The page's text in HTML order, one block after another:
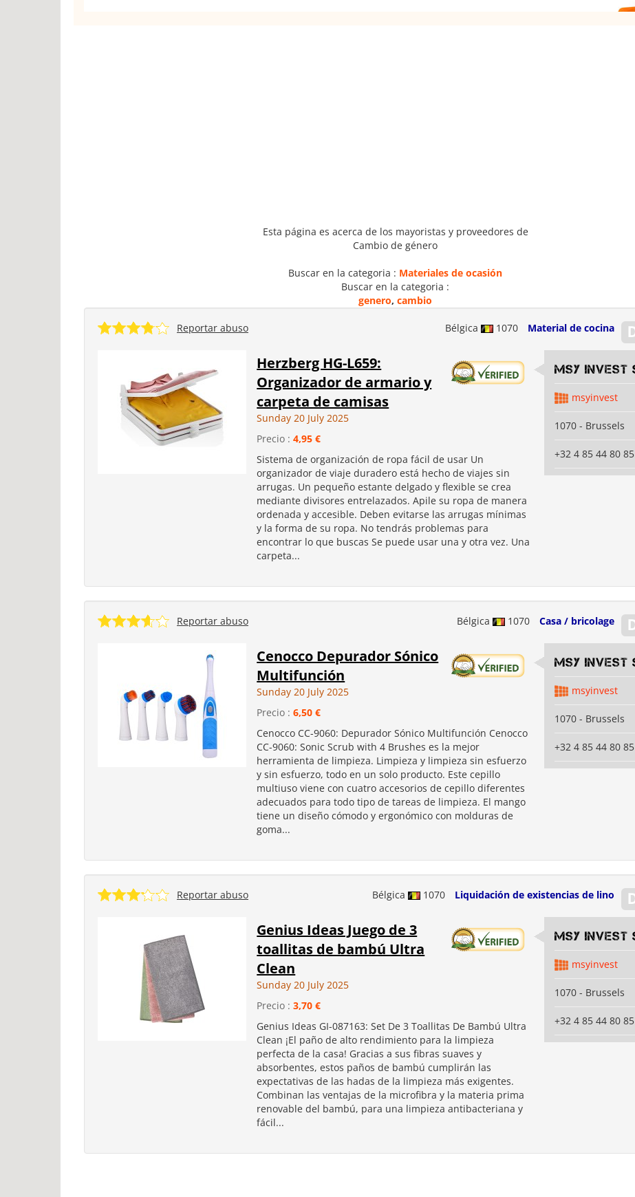
Esta página es acerca de los mayoristas y proveedores de
Cambio de género
Buscar en la categoria : Materiales de ocasión
Buscar en la categoria :
genero, cambio
Bélgica 1070 Material de cocina
Reportar abuso
Herzberg HG-L659:
Organizador de armario y
carpeta de camisas
Sunday 20 July 2025
Precio :4,95 €
Sistema de organización de ropa fácil de usar Un
organizador de viaje duradero está hecho de viajes sin
arrugas. Un pequeño estante delgado y flexible se crea
mediante divisores entrelazados. Apile su ropa de manera
ordenada y accesible. Deben evitarse las arrugas mínimas
y la forma de su ropa. No tendrás problemas para
encontrar lo que buscas Se puede usar una y otra vez. Una
carpeta...
MSY INVEST
msyinvest
1070 - Brussels
+32 4 85 44 80 85
Bélgica 1070 Casa / bricolage
Reportar abuso
Cenocco Depurador Sónico
Multifunción
Sunday 20 July 2025
Precio :6,50 €
Cenocco CC-9060: Depurador Sónico Multifunción Cenocco
CC-9060: Sonic Scrub with 4 Brushes es la mejor
herramienta de limpieza. Limpieza y limpieza sin esfuerzo
y sin esfuerzo, todo en un solo producto. Este cepillo
multiuso viene con cuatro accesorios de cepillo diferentes
adecuados para todo tipo de tareas de limpieza. El mango
tiene un diseño cómodo y ergonómico con molduras de
goma...
MSY INVEST
msyinvest
1070 - Brussels
+32 4 85 44 80 85
Bélgica 1070 Liquidación de existencias de lino
Reportar abuso
Genius Ideas Juego de 3
toallitas de bambú Ultra
Clean
Sunday 20 July 2025
Precio :3,70 €
Genius Ideas GI-087163: Set De 3 Toallitas De Bambú Ultra
Clean ¡El paño de alto rendimiento para la limpieza
perfecta de la casa! Gracias a sus fibras suaves y
absorbentes, estos paños de bambú cumplirán las
expectativas de las hadas de la limpieza más exigentes.
Combinan las ventajas de la microfibra y la materia prima
renovable del bambú, para una limpieza antibacteriana y
fácil...
MSY INVEST
msyinvest
1070 - Brussels
+32 4 85 44 80 85